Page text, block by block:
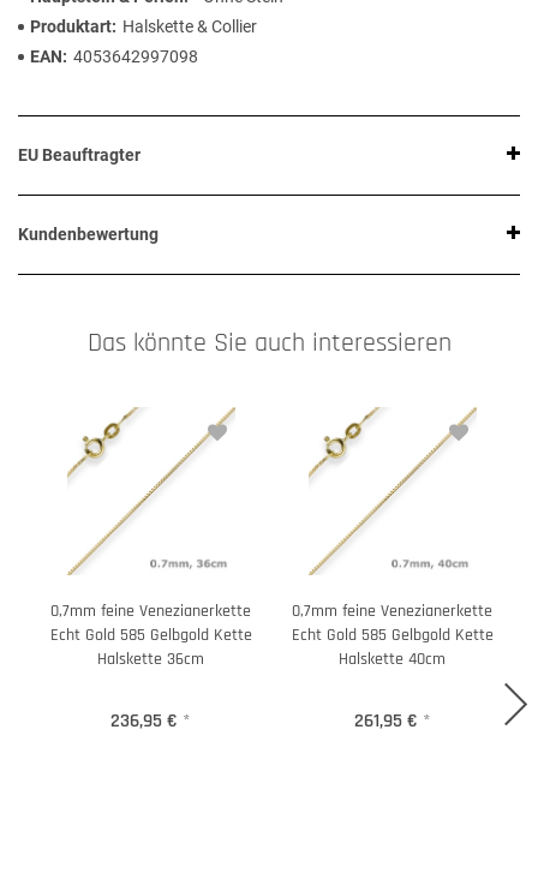
Produktart
Halskette & Collier
EAN
4053642997098
EU Beauftragter
Kundenbewertung
Das könnte Sie auch interessieren
0,7mm feine Venezianerkette
Echt Gold 585 Gelbgold Kette
Halskette 36cm
236,95 € *
0,7mm feine Venezianerkette
Echt Gold 585 Gelbgold Kette
Halskette 40cm
261,95 € *